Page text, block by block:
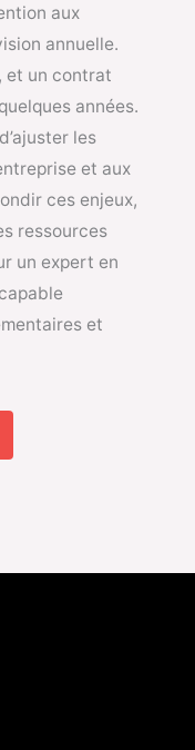
aux
annuelle.
et un contrat
années.
les
et aux
ces enjeux,
ressources
un expert en
et